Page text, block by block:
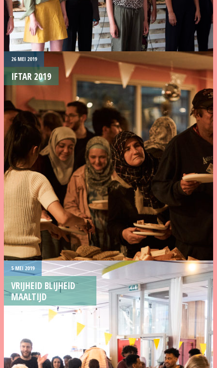
26 MEI 2019
IFTAR 2019
5 MEI 2019
VRIJHEID BLIJHEID
MAALTIJD